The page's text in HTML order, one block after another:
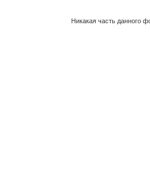
Никакая часть данного